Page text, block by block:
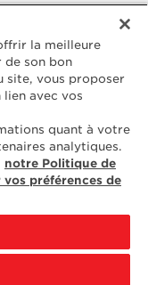
la meilleure
de son bon
site, vous proposer
avec vos
quant à votre
analytiques.
notre Politique de
vos préférences de